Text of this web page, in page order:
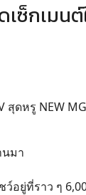
ซ็กเมน
ดหรู NEW
นมา
อยู่ที่ราว ๆ